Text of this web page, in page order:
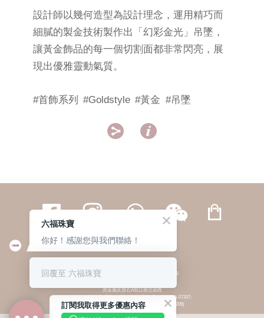
設計師以幾何造型為設計理念，運用精巧而
細膩的製金技術製作出「幻彩金光」吊墜，
讓黃金飾品的每一個切割面都非常閃亮，展
現出優雅靈動氣質。
#首飾系列 #Goldstyle #黃金 #吊墜
 
繁體 | 簡体
© 六福集團 版權所有 不得轉載 私隱政策
貴金屬及寶石A類註冊交易商
(六福企業禮品(國際)有限公司-註冊號碼:A-B-24-05-07207;
六福電子商貿有限公司-註冊號碼:A-B-24-05-07206)
貴金屬及寶石B類註冊交易商
訂閱我取得更多優惠內容
六福珠寶
你好！感謝您與我們聯絡！
回覆至 六福珠寶